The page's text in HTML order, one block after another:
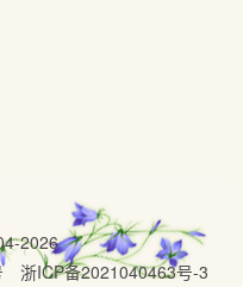
2026
浙ICP备2021040463号-3